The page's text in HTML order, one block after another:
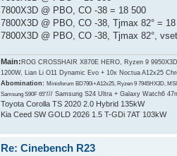
o
k
7800X3D @ PBO, CO -38 = 18 500
7800X3D @ PBO, CO -38, Tjmax 82° =
7800X3D @ PBO, CO -38, Tjmax 82°,
Main: ROG CROSSHAIR X870E HERO, Ryzen 9
1200W, Lian Li O11 Dynamic Evo + 10x Noctua A12x25
Abomination: Minisforum BD790i+A12x25, Ryzen 9 7945HX3D,
Samsung S90F 65"/// Samsung S24 Ultra + Galaxy Watch6
Toyota Corolla TS 2020 2.0 Hybrid 135kW
Kia Ceed SW GOLD 2026 1.5 T-GDi 7AT 103kW
Re: Cinebench R23